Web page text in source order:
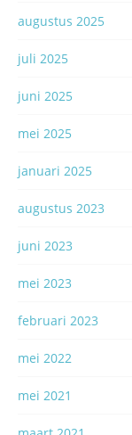
augustus 2025
juli 2025
juni 2025
mei 2025
januari 2025
augustus 2023
juni 2023
mei 2023
februari 2023
mei 2022
mei 2021